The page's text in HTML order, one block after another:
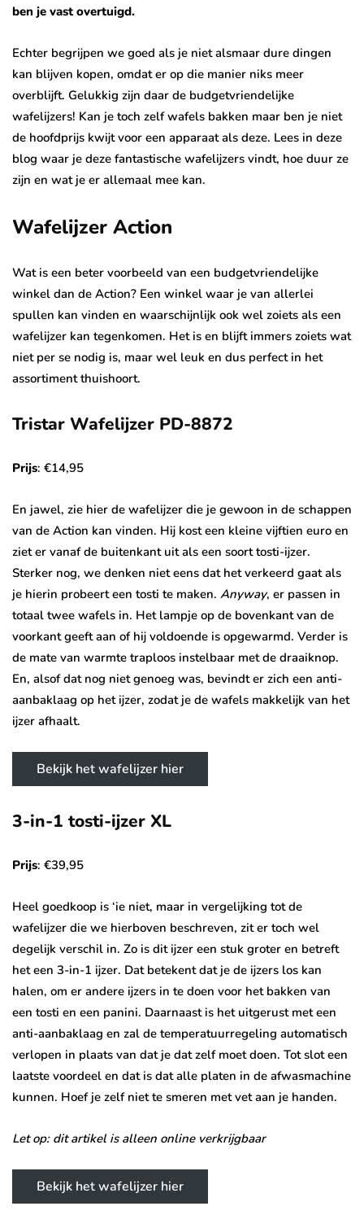
ben je vast overtuigd.
Echter begrijpen we goed als je niet alsmaar dure dingen
kan blijven kopen, omdat er op die manier niks meer
overblijft. Gelukkig zijn daar de budgetvriendelijke
wafelijzers! Kan je toch zelf wafels bakken maar ben je niet
de hoofdprijs kwijt voor een apparaat als deze. Lees in deze
blog waar je deze fantastische wafelijzers vindt, hoe duur ze
zijn en wat je er allemaal mee kan.
Wafelijzer Action
Wat is een beter voorbeeld van een budgetvriendelijke
winkel dan de Action? Een winkel waar je van allerlei
spullen kan vinden en waarschijnlijk ook wel zoiets als een
wafelijzer kan tegenkomen. Het is en blijft immers zoiets wat
niet per se nodig is, maar wel leuk en dus perfect in het
assortiment thuishoort.
Tristar Wafelijzer PD-8872
Prijs: €14,95
En jawel, zie hier de wafelijzer die je gewoon in de schappen
van de Action kan vinden. Hij kost een kleine vijftien euro en
ziet er vanaf de buitenkant uit als een soort tosti-ijzer.
Sterker nog, we denken niet eens dat het verkeerd gaat als
je hierin probeert een tosti te maken. Anyway, er passen in
totaal twee wafels in. Het lampje op de bovenkant van de
voorkant geeft aan of hij voldoende is opgewarmd. Verder is
de mate van warmte traploos instelbaar met de draaiknop.
En, alsof dat nog niet genoeg was, bevindt er zich een anti-
aanbaklaag op het ijzer, zodat je de wafels makkelijk van het
ijzer afhaalt.
Bekijk het wafelijzer hier
3-in-1 tosti-ijzer XL
Prijs: €39,95
Heel goedkoop is ‘ie niet, maar in vergelijking tot de
wafelijzer die we hierboven beschreven, zit er toch wel
degelijk verschil in. Zo is dit ijzer een stuk groter en betreft
het een 3-in-1 ijzer. Dat betekent dat je de ijzers los kan
halen, om er andere ijzers in te doen voor het bakken van
een tosti en een panini. Daarnaast is het uitgerust met een
anti-aanbaklaag en zal de temperatuurregeling automatisch
verlopen in plaats van dat je dat zelf moet doen. Tot slot een
laatste voordeel en dat is dat alle platen in de afwasmachine
kunnen. Hoef je zelf niet te smeren met vet aan je handen.
Let op: dit artikel is alleen online verkrijgbaar
Bekijk het wafelijzer hier